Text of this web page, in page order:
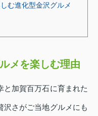
む進化型金沢グルメ
メを楽しむ理由
と加賀百万石に育まれた
沢さがご当地グルメにも